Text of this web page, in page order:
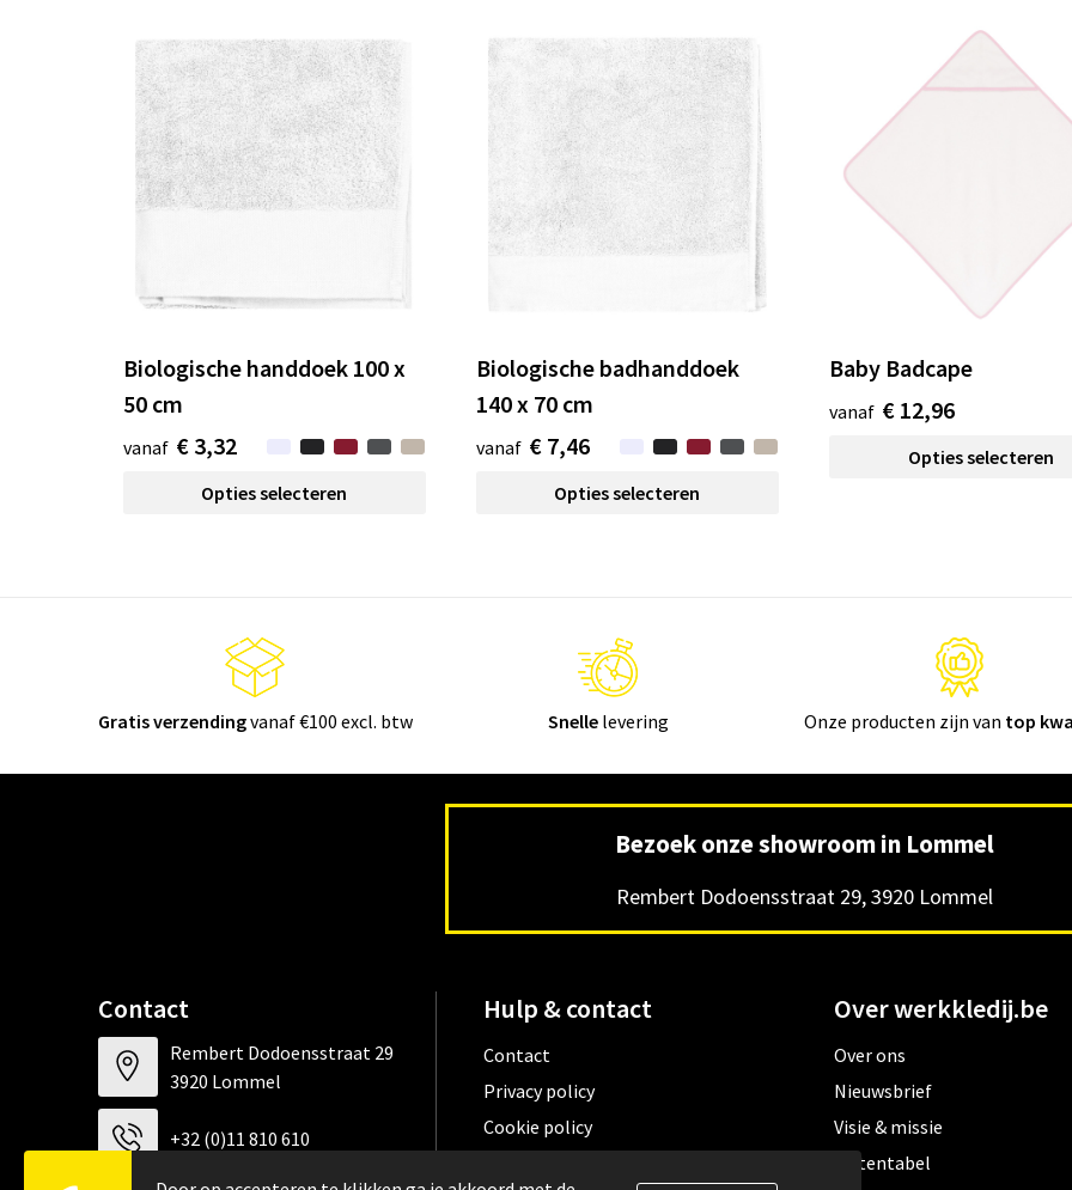
Biologische handdoek 100 x
50 cm
vanaf € 3,32
Opties selecteren
Biologische badhanddoek
140 x 70 cm
vanaf € 7,46
Opties selecteren
Baby Badcape
vanaf € 12,96
Opties selecteren
Gratis verzendingvanaf €100 excl. btw Snellelevering Onze producten zijn van top
Bezoek onze showroom in Lommel
Rembert Dodoensstraat 29, 3920 Lommel
Contact
Rembert Dodoensstraat 29
3920 Lommel
+32 (0)11 810 610
Hulp & contact
Contact
Privacy policy
Cookie policy
Over werkkledij.be
Over ons
Nieuwsbrief
Visie & missie
Matentabel